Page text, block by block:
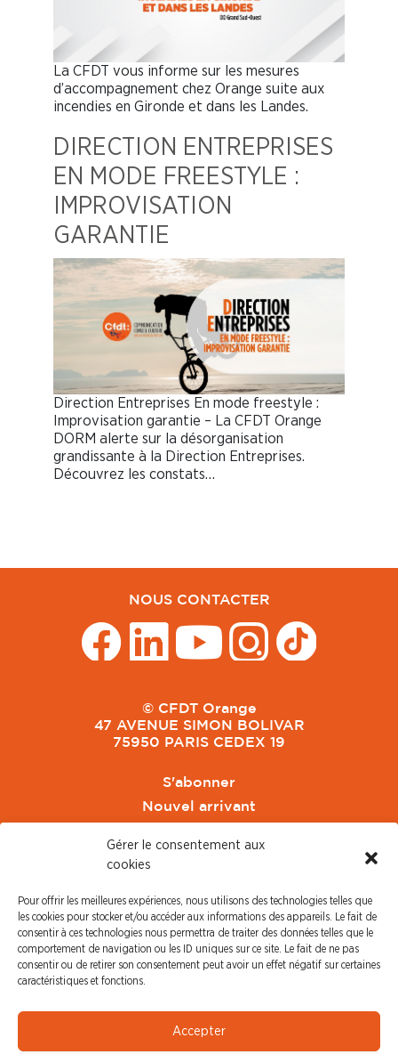
Gérer le consentement aux
cookies
Pour offrir les meilleures expériences, nous utilisons des technologies telles que
les cookies pour stocker et/ou accéder aux informations des appareils. Le fait de
consentir à ces technologies nous permettra de traiter des données telles que le
comportement de navigation ou les ID uniques sur ce site. Le fait de ne pas
consentir ou de retirer son consentement peut avoir un effet négatif sur certaines
caractéristiques et fonctions.
Accepter
La CFDT vous informe sur les mesures
d’accompagnement chez Orange suite aux
incendies en Gironde et dans les Landes.
DIRECTION ENTREPRISES
EN MODE FREESTYLE :
IMPROVISATION
GARANTIE
Direction Entreprises En mode freestyle :
Improvisation garantie – La CFDT Orange
DORM alerte sur la désorganisation
grandissante à la Direction Entreprises.
Découvrez les constats…
NOUS CONTACTER
© CFDT Orange
47 AVENUE SIMON BOLIVAR
75950 PARIS CEDEX 19
S'abonner
Nouvel arrivant
CFDT Cadres
CFDT Retraités
L'UFFA
PRESSE